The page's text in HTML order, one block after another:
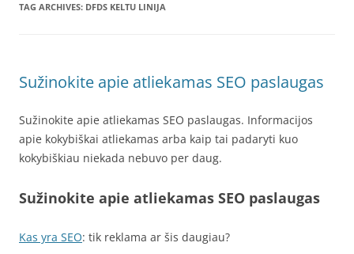
TAG ARCHIVES: DFDS KELTU LINIJA
Sužinokite apie atliekamas SEO paslaugas
Sužinokite apie atliekamas SEO paslaugas. Informacijos
apie kokybiškai atliekamas arba kaip tai padaryti kuo
kokybiškiau niekada nebuvo per daug.
Sužinokite apie atliekamas SEO paslaugas
Kas yra SEO: tik reklama ar šis daugiau?